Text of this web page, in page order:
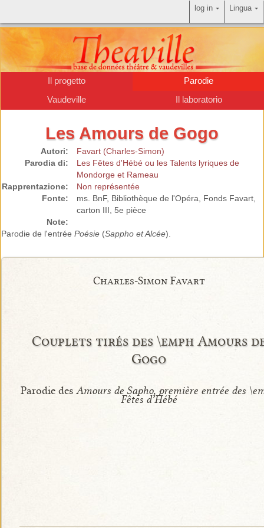
Il progetto
Parodie
Vaudeville
Il laboratorio
Les Amours de Gogo
Autori:
Favart (Charles-Simon)
Parodia di:
Les Fêtes d'Hébé ou les Talents lyriques de
Mondorge et Rameau
Rapprentazione:
Non représentée
Fonte:
ms. BnF, Bibliothèque de l'Opéra, Fonds Favart,
carton III, 5e pièce
Note:
Parodie de l'entrée Poésie(Sappho et Alcée).
Charles-Simon Favart
Couplets tirés des \emph Amours
Gogo
Parodie desAmours de Sapho, première entrée des
Fêtes d’Hébé
Lingua
log in